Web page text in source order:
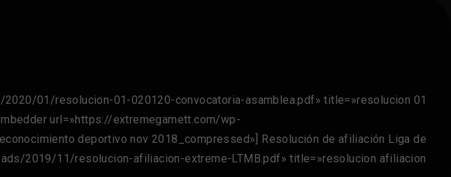
01/resolucion-01-020120-convocatoria-asamblea.pdf» title=»resolucion 01
url=»https://extremegamett.com/wp-
deportivo nov 2018_compressed»] Resolución de afiliación Liga de
2019/11/resolucion-afiliacion-extreme-LTMB.pdf» title=»resolucion afiliacion